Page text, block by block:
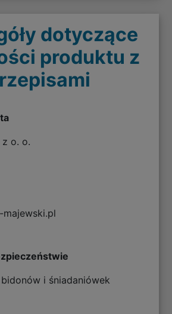
dotyczące
produktu z
z o. o.
i śniadaniówek